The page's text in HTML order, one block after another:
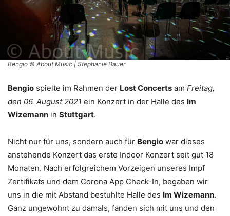
Bengio © About Musïc | Stephanie Bauer
Bengio spielte im Rahmen der Lost Concerts am Freitag,
den 06. August 2021 ein Konzert in der Halle des Im
Wizemann in Stuttgart.
Nicht nur für uns, sondern auch für Bengio war dieses
anstehende Konzert das erste Indoor Konzert seit gut 18
Monaten. Nach erfolgreichem Vorzeigen unseres Impf
Zertifikats und dem Corona App Check-In, begaben wir
uns in die mit Abstand bestuhlte Halle des Im Wizemann.
Ganz ungewohnt zu damals, fanden sich mit uns und den